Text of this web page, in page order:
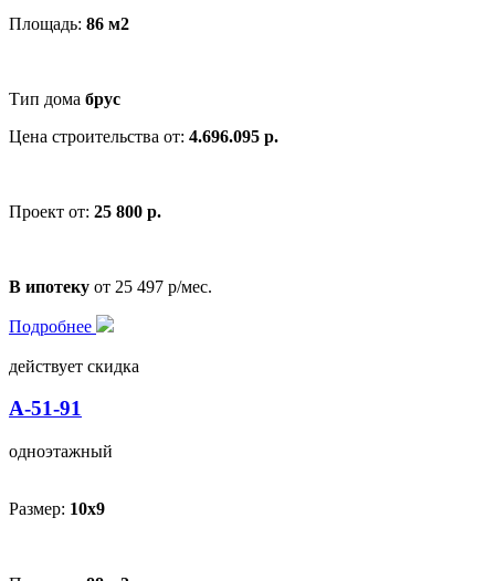
Площадь: 86 м2
Тип дома брус
Цена строительства от: 4.696.095 р.
Проект от: 25 800 р.
В ипотеку от 25 497 р/мес.
Подробнее
действует скидка
А-51-91
одноэтажный
Размер: 10х9